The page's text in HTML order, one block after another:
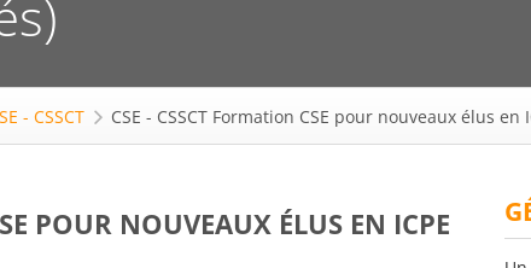
- CSSCT CSE - CSSCT Formation CSE pour nouveaux élus
POUR NOUVEAUX ÉLUS EN ICPE